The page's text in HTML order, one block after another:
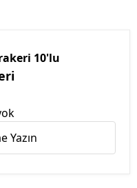
10'lu
Yazın